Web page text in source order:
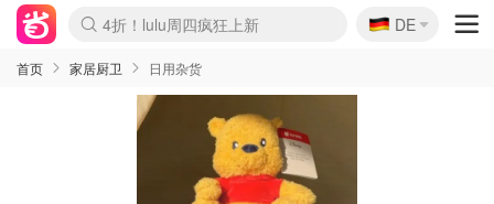
Boticinal 夏促开抢！
4折！lulu周四疯狂上新
还没结束！&OtherStories大促
Joybuy变相75折 随时失效
速领！Stanley独家85折
疑似霸哥！Camper额外叠85折
Zalando 奥莱闪促！每日更新
Moncler反季囤！5折起+叠9折
Coach Brooklyn仅€192
🇩🇪
DE
首页 家居厨卫 日用杂货